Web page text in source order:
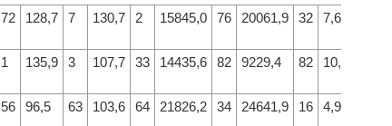
72 128,7 7 130,7 2 15845,0 76 20061,9 32 7,6
1 135,9 3 107,7 33 14435,6 82 9229,4 82 10,4
56 96,5 63 103,6 64 21826,2 34 24641,9 16 4,9